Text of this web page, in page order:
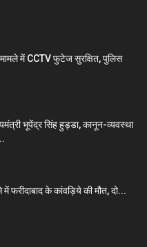
मामले में CCTV फुटेज सुरक्षित, पुलिस
भूपेंद्र सिंह हुड्डा, कानून-व्यवस्था
में फरीदाबाद के कांवड़िये की मौत, दो...